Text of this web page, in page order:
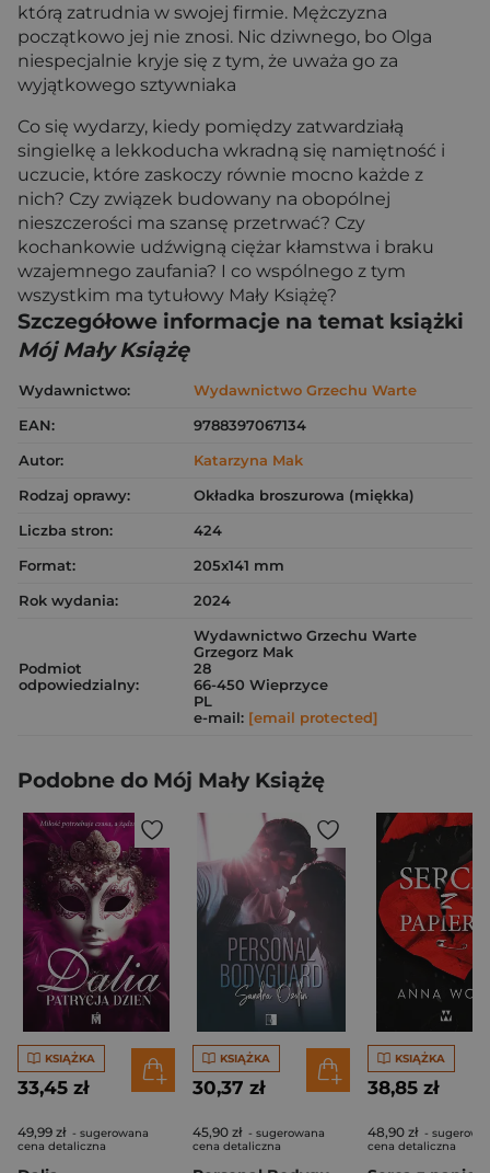
którą zatrudnia w swojej firmie. Mężczyzna
początkowo jej nie znosi. Nic dziwnego, bo Olga
niespecjalnie kryje się z tym, że uważa go za
wyjątkowego sztywniaka
Co się wydarzy, kiedy pomiędzy zatwardziałą
singielkę a lekkoducha wkradną się namiętność i
uczucie, które zaskoczy równie mocno każde z
nich? Czy związek budowany na obopólnej
nieszczerości ma szansę przetrwać? Czy
kochankowie udźwigną ciężar kłamstwa i braku
wzajemnego zaufania? I co wspólnego z tym
wszystkim ma tytułowy Mały Książę?
Szczegółowe informacje na temat książki
Mój Mały Książę
Wydawnictwo:
Wydawnictwo Grzechu Warte
EAN:
9788397067134
Autor:
Katarzyna Mak
Rodzaj oprawy:
Okładka broszurowa (miękka)
Liczba stron:
424
Format:
205x141 mm
Rok wydania:
2024
Podmiot
odpowiedzialny:
Wydawnictwo Grzechu Warte
Grzegorz Mak
28
66-450 Wieprzyce
PL
e-mail: [email protected]
Podobne do Mój Mały Książę
KSIĄŻKA
33,45 zł
49,99 zł - sugerowana
cena detaliczna
KSIĄŻKA
30,37 zł
45,90 zł - sugerowana
cena detaliczna
KSIĄŻKA
38,85 zł
48,90 zł -
cena detaliczna